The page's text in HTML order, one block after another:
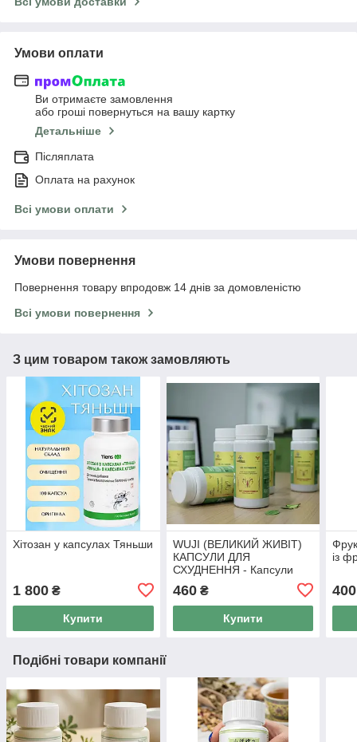
Умови оплати
Ви отримаєте замовлення
або гроші повернуться на вашу картку
Детальніше
Післяплата
Оплата на рахунок
Всі умови оплати
Умови повернення
Повернення товару впродовж 14 днів за домовленістю
Всі умови повернення
З цим товаром також замовляють
Хітозан у капсулах Тяньши
1 800 ₴
Купити
WUJI (ВЕЛИКИЙ ЖИВІТ)
КАПСУЛИ ДЛЯ
СХУДНЕННЯ - Капсули
для схуднення Тянь Ву, 50
капс
460₴
Купити
із
400
Подібні товари компанії